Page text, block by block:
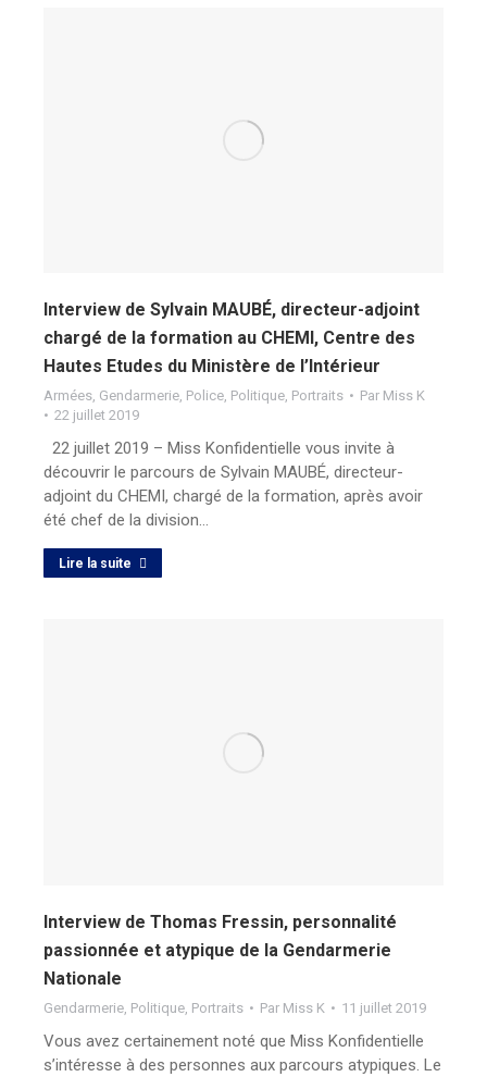
Interview de Sylvain MAUBÉ, directeur-adjoint
chargé de la formation au CHEMI, Centre des
Hautes Etudes du Ministère de l’Intérieur
Armées, Gendarmerie, Police, Politique, Portraits Par Miss K
22 juillet 2019
22 juillet 2019 – Miss Konfidentielle vous invite à
découvrir le parcours de Sylvain MAUBÉ, directeur-
adjoint du CHEMI, chargé de la formation, après avoir
été chef de la division…
Lire la suite
Interview de Thomas Fressin, personnalité
passionnée et atypique de la Gendarmerie
Nationale
Gendarmerie Politique Portraits Par Miss K 11 juillet 2019
Vous avez certainement noté que Miss Konfidentielle
s’intéresse à des personnes aux parcours atypiques. Le